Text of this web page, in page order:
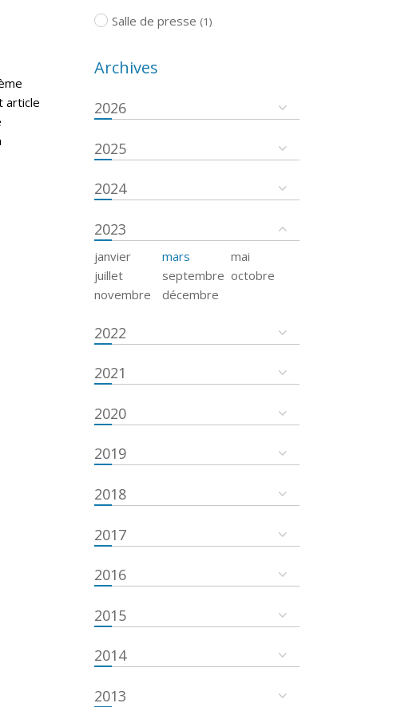
article
Salle de presse (1)
Archives
2026
2025
2024
2023
janvier mars
mai
juillet
septembre octobre
novembre
décembre
2022
2021
2020
2019
2018
2017
2016
2015
2014
2013